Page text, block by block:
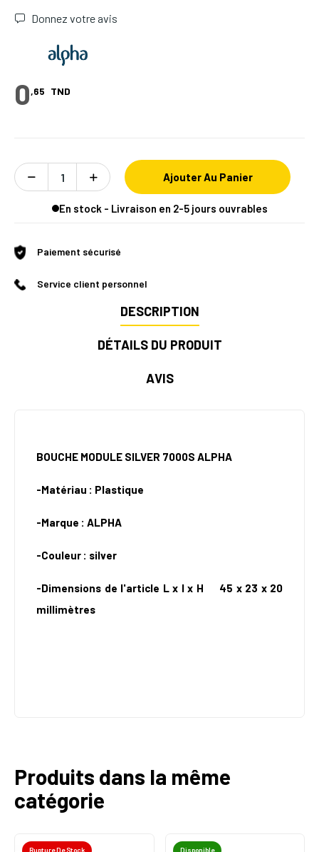
Donnez votre avis
0,65 TND
Ajouter Au Panier
En stock - Livraison en 2-5 jours ouvrables
Paiement sécurisé
Service client personnel
DESCRIPTION
DÉTAILS DU PRODUIT
AVIS
BOUCHE MODULE SILVER 7000S ALPHA
-Matériau : Plastique
-Marque : ALPHA
-Couleur : silver
-Dimensions de l'article L x l x H 45 x 23 x 20
millimètres
Produits dans la même
catégorie
Rupture De Stock Disponible